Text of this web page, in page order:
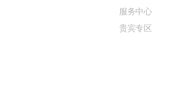
服务中心
贵宾专区